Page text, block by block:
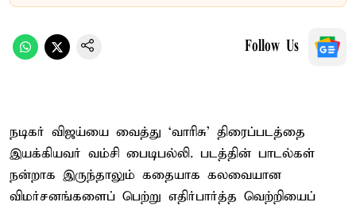
Follow Us
நடிகர் விஜய்யை வைத்து ‘வாரிசு’ திரைப்படத்தை
இயக்கியவர் வம்சி பைடிபல்லி. படத்தின் பாடல்கள்
நன்றாக இருந்தாலும் கதையாக கலவையான
விமர்சனங்களைப் பெற்று எதிர்பார்த்த வெற்றியைப்